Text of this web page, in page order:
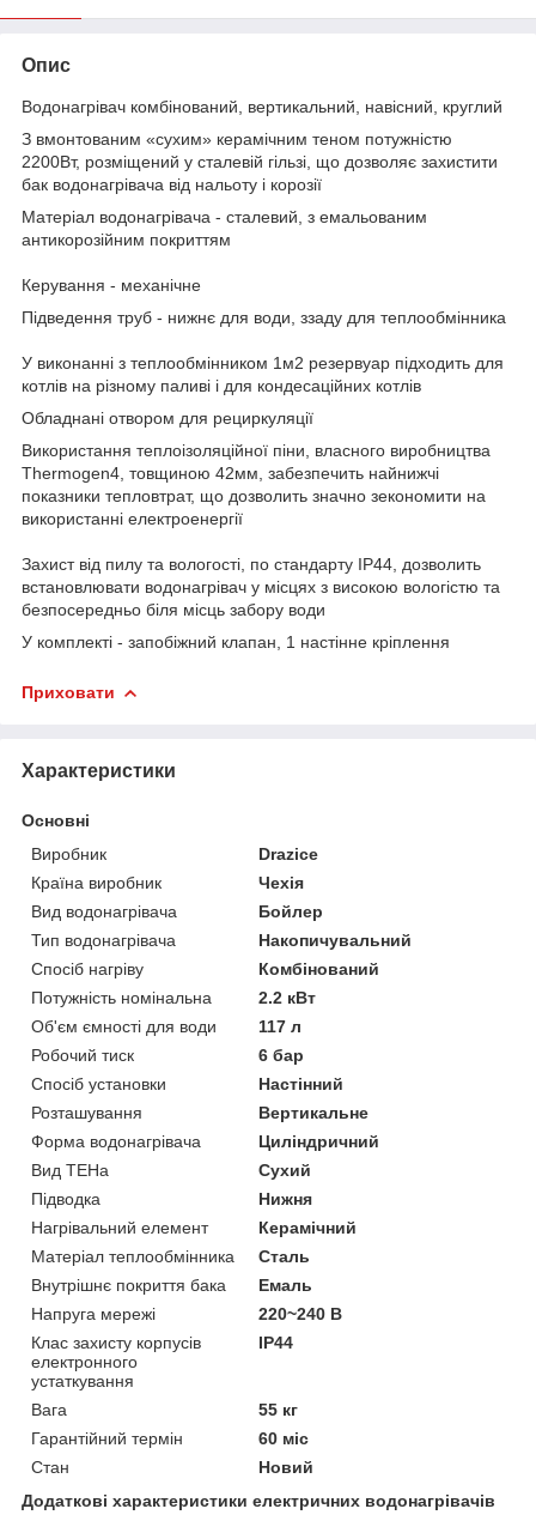
Опис
Водонагрівач комбінований, вертикальний, навісний, круглий
З вмонтованим «сухим» керамічним теном потужністю
2200Вт, розміщений у сталевій гільзі, що дозволяє захистити
бак водонагрівача від нальоту і корозії
Матеріал водонагрівача - сталевий, з емальованим
антикорозійним покриттям
Керування - механічне
Підведення труб - нижнє для води, ззаду для теплообмінника
У виконанні з теплообмінником 1м2 резервуар підходить для
котлів на різному паливі і для кондесаційних котлів
Обладнані отвором для рециркуляції
Використання теплоізоляційної піни, власного виробництва
Thermogen4, товщиною 42мм, забезпечить найнижчі
показники тепловтрат, що дозволить значно зекономити на
використанні електроенергії
Захист від пилу та вологості, по стандарту ІР44, дозволить
встановлювати водонагрівач у місцях з високою вологістю та
безпосередньо біля місць забору води
У комплекті - запобіжний клапан, 1 настінне кріплення
Приховати
Характеристики
Основні
Виробник
Drazice
Країна виробник
Чехія
Вид водонагрівача
Бойлер
Тип водонагрівача
Накопичувальний
Спосіб нагріву
Комбінований
Потужність номінальна
2.2 кВт
Об'єм ємності для води
117 л
Робочий тиск
6 бар
Спосіб установки
Настінний
Розташування
Вертикальне
Форма водонагрівача
Циліндричний
Вид ТЕНа
Сухий
Підводка
Нижня
Нагрівальний елемент
Керамічний
Матеріал теплообмінника
Сталь
Внутрішнє покриття бака
Емаль
Напруга мережі
220~240 В
Клас захисту корпусів
електронного
устаткування
IP44
Вага
55 кг
Гарантійний термін
60 міс
Стан
Новий
Додаткові характеристики електричних водонагрівачів